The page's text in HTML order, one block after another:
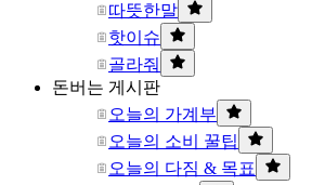
따뜻한말
핫이슈
골라줘
돈버는 게시판
오늘의 가계부
오늘의 소비 꿀팁
오늘의 다짐 & 목표